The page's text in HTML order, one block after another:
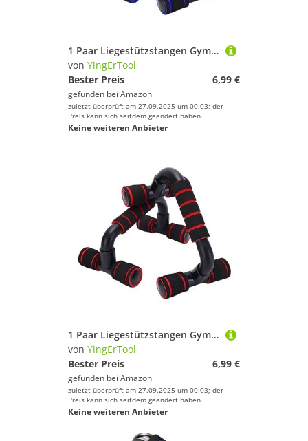
1 Paar Liegestützstangen Gym-Übungsgeräte Fitness Liegestützgriffe mit Gepolstertem Schaumstoffgriff und Rutschfester, Stabiler Struktur Liegestützstangen für Männer und Frauen (Blau)
von YingErTool
Bester Preis
6,99 €
gefunden bei Amazon
zuletzt überprüft am 27.09.2025 um 00:03; der
Preis kann sich seitdem geändert haben.
Keine weiteren Anbieter
1 Paar Liegestützstangen Gym-Übungsgeräte Fitness Liegestützgriffe mit Gepolstertem Schaumstoffgriff und Rutschfester, Stabiler Struktur Liegestützstangen für Männer und Frauen (Rot)
von YingErTool
Bester Preis
6,99 €
gefunden bei Amazon
zuletzt überprüft am 27.09.2025 um 00:03; der
Preis kann sich seitdem geändert haben.
Keine weiteren Anbieter